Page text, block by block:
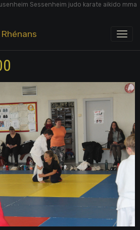
Sessenheim judo karate aikido mma